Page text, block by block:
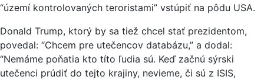
“území kontrolovaných teroristami” vstúpiť na pôdu USA.
Donald Trump, ktorý by sa tiež chcel stať prezidentom,
povedal: “Chcem pre utečencov databázu,” a dodal:
“Nemáme poňatia kto títo ľudia sú. Keď začnú sýrski
utečenci prúdiť do tejto krajiny, nevieme, či sú z ISIS,